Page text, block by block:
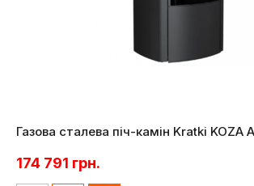
Газова сталева піч-камін Kratki KOZA
174 791 грн.